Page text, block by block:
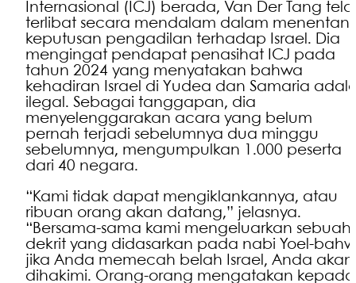
Internasional (ICJ) berada, Van Der Tang
terlibat secara mendalam dalam
keputusan pengadilan terhadap Israel. Dia
mengingat pendapat penasihat ICJ pada
tahun 2024 yang menyatakan bahwa
kehadiran Israel di Yudea dan Samaria
ilegal. Sebagai tanggapan, dia
menyelenggarakan acara yang belum
pernah terjadi sebelumnya dua minggu
sebelumnya, mengumpulkan 1.000 peserta
dari 40 negara.
“Kami tidak dapat mengiklankannya, atau
ribuan orang akan datang,” jelasnya.
“Bersama-sama kami mengeluarkan sebuah
dekrit yang didasarkan pada nabi Yoel-
jika Anda memecah belah Israel, Anda akan
dihakimi. Orang-orang mengatakan kepada